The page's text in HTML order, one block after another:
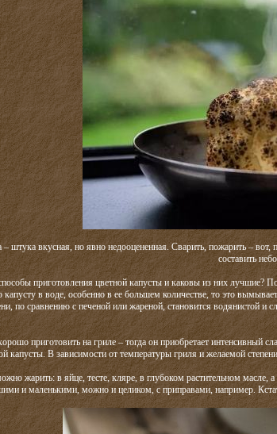
– штука вкусная, но явно недооцененная. Сварить, пожарить –
составить
приготовления цветной капусты и каковы из них лучшие?
капусту в воде, особенно в ее большем количестве, то это
по сравнению с печеной или жареной, становится водянистой и
приготовить на гриле – тогда он приобретает
капусты. В зависимости от температуры гриля и желаемой
жарить: в яйце, тесте, кляре, в глубоком растительном масле,
и маленькими, можно и целиком, с приправами, например.